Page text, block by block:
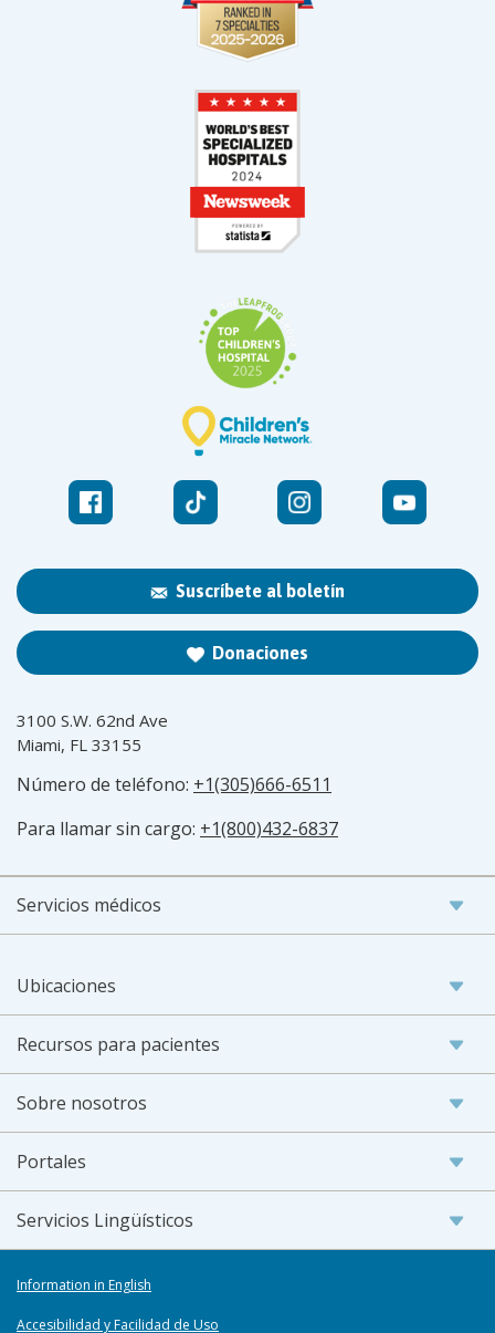
Suscríbete al boletín
Donaciones
3100 S.W. 62nd Ave
Miami, FL 33155
Número de teléfono: +1(305)666-6511
Para llamar sin cargo: +1(800)432-6837
Servicios médicos
Ubicaciones
Recursos para pacientes
Sobre nosotros
Portales
Servicios Lingüísticos
Information in English
Accesibilidad y Facilidad de Uso